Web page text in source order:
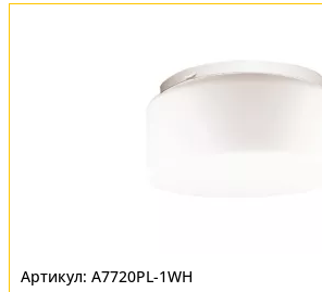
A7720PL-1WH